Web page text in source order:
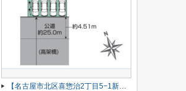
【名古屋市北区喜惣治2丁目5−1新築戸建】仲介手数料無料！楠西小学校・楠中学校